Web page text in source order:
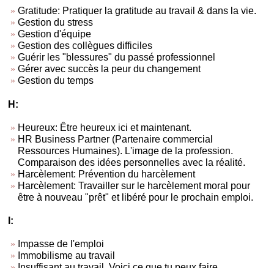
Gratitude: Pratiquer la gratitude au travail & dans la vie.
Gestion du stress
Gestion d'équipe
Gestion des collègues difficiles
Guérir les "blessures" du passé professionnel
Gérer avec succès la peur du changement
Gestion du temps
H:
Heureux: Être heureux ici et maintenant.
HR Business Partner (Partenaire commercial
Ressources Humaines). L'image de la profession.
Comparaison des idées personnelles avec la réalité.
Harcèlement: Prévention du harcèlement
Harcèlement: Travailler sur le harcèlement moral pour
être à nouveau "prêt" et libéré pour le prochain emploi.
I:
Impasse de l'emploi
Immobilisme au travail